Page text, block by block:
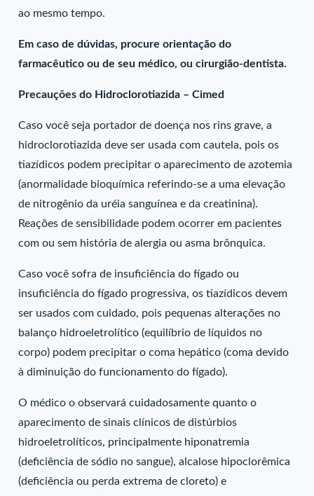
ao mesmo tempo.
Em caso de dúvidas, procure orientação do
farmacêutico ou de seu médico, ou cirurgião-dentista.
Precauções do Hidroclorotiazida – Cimed
Caso você seja portador de doença nos rins grave, a
hidroclorotiazida deve ser usada com cautela, pois os
tiazídicos podem precipitar o aparecimento de azotemia
(anormalidade bioquímica referindo-se a uma elevação
de nitrogênio da uréia sanguínea e da creatinina).
Reações de sensibilidade podem ocorrer em pacientes
com ou sem história de alergia ou asma brônquica.
Caso você sofra de insuficiência do fígado ou
insuficiência do fígado progressiva, os tiazídicos devem
ser usados com cuidado, pois pequenas alterações no
balanço hidroeletrolítico (equilíbrio de líquidos no
corpo) podem precipitar o coma hepático (coma devido
à diminuição do funcionamento do fígado).
O médico o observará cuidadosamente quanto o
aparecimento de sinais clínicos de distúrbios
hidroeletrolíticos, principalmente hiponatremia
(deficiência de sódio no sangue), alcalose hipoclorêmica
(deficiência ou perda extrema de cloreto) e